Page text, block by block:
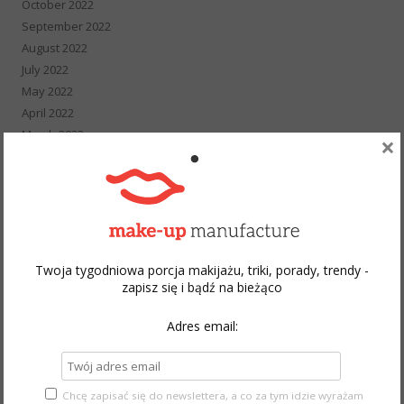
October 2022
September 2022
August 2022
July 2022
May 2022
April 2022
March 2022
September 2021
May 2021
April 2021
March 2021
Twoja tygodniowa porcja makijażu, triki, porady, trendy -
zapisz się i bądź na bieżąco
Adres email:
Chcę zapisać się do newslettera, a co za tym idzie wyrażam
×